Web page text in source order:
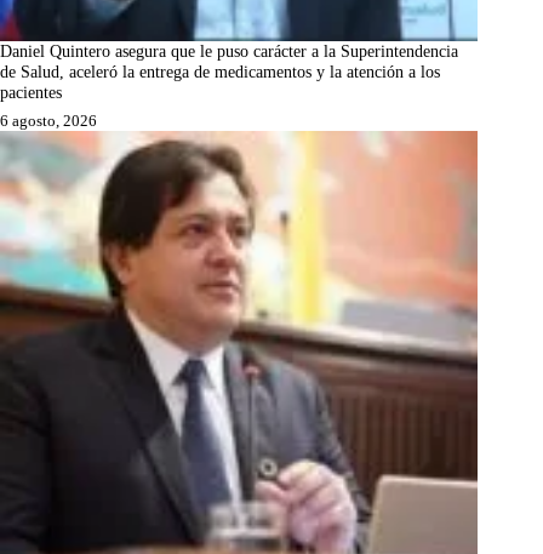
Daniel Quintero asegura que le puso carácter a la Superintendencia
de Salud, aceleró la entrega de medicamentos y la atención a los
pacientes
6 agosto, 2026